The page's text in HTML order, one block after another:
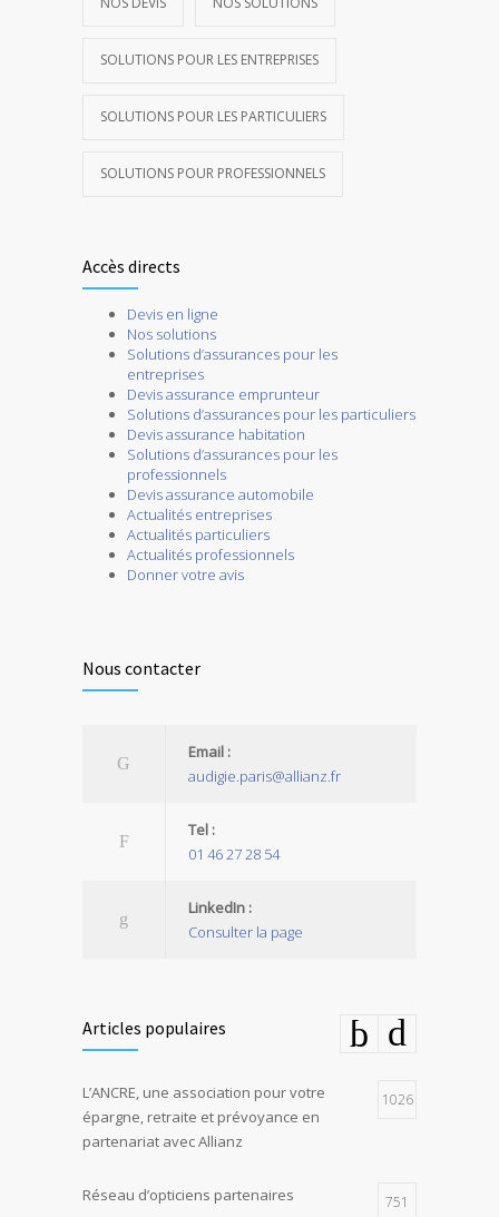
SOLUTIONS POUR LES ENTREPRISES
SOLUTIONS POUR LES PARTICULIERS
SOLUTIONS POUR PROFESSIONNELS
Accès directs
Devis en ligne
Nos solutions
Solutions d’assurances pour les
entreprises
Devis assurance emprunteur
Solutions d’assurances pour les particuliers
Devis assurance habitation
Solutions d’assurances pour les
professionnels
Devis assurance automobile
Actualités entreprises
Actualités particuliers
Actualités professionnels
Donner votre avis
Nous contacter
Email :
audigie.paris@allianz.fr
Tel :
01 46 27 28 54
LinkedIn :
Consulter la page
Articles populaires
L’ANCRE, une association pour votre
épargne, retraite et prévoyance en
partenariat avec Allianz
1026
Réseau d’opticiens partenaires 751